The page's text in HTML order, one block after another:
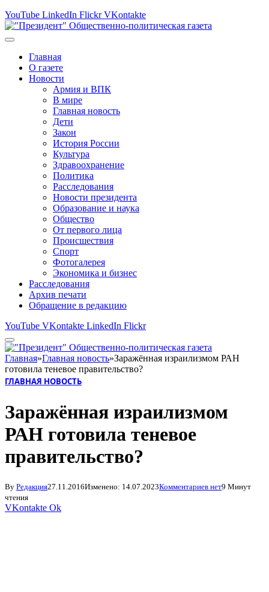
YouTube LinkedIn Flickr VKontakte
Главная
О газете
Новости
Армия и ВПК
В мире
Главная новость
Дети
Закон
История России
Культура
Здравоохранение
Политика
Расследования
Новости президента
Образование и наука
Общество
От первого лица
Происшествия
Спорт
Фотогалерея
Экономика и бизнес
Расследования
Архив печати
Обращение в редакцию
YouTube VKontakte LinkedIn Flickr
Главная»Главная новость»Заражённая израилизмом РАН
готовила теневое правительство?
ГЛАВНАЯ НОВОСТЬ
Заражённая израилизмом
РАН готовила теневое
правительство?
By Редакция27.11.2016Изменено: 14.07.2023Комментариев нет9 Минут
чтения
VKontakte Ok